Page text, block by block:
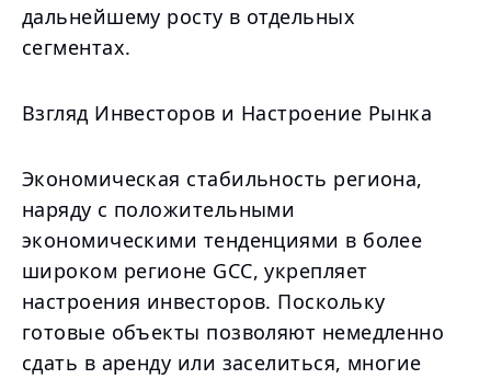
дальнейшему росту в отдельных
сегментах.
Взгляд Инвесторов и Настроение Рынка
Экономическая стабильность региона,
наряду с положительными
экономическими тенденциями в более
широком регионе GCC, укрепляет
настроения инвесторов. Поскольку
готовые объекты позволяют немедленно
сдать в аренду или заселиться, многие